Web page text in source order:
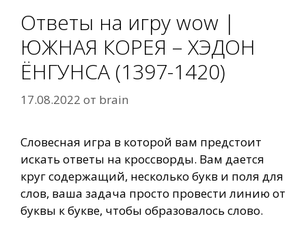
Ответы на игру wow |
ЮЖНАЯ КОРЕЯ – ХЭДОН
ЁНГУНСА (1397-1420)
17.08.2022 от brain
Словесная игра в которой вам предстоит
искать ответы на кроссворды. Вам дается
круг содержащий, несколько букв и поля для
слов, ваша задача просто провести линию от
буквы к букве, чтобы образовалось слово.